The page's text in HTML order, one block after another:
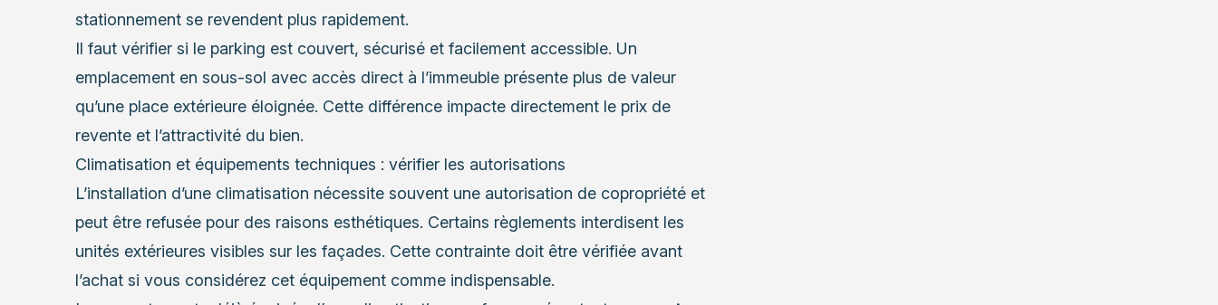
stationnement se revendent plus rapidement.
Il faut vérifier si le parking est couvert, sécurisé et facilement accessible. Un
emplacement en sous-sol avec accès direct à l’immeuble présente plus de valeur
qu’une place extérieure éloignée. Cette différence impacte directement le prix de
revente et l’attractivité du bien.
Climatisation et équipements techniques : vérifier les autorisations
L’installation d’une climatisation nécessite souvent une autorisation de copropriété et
peut être refusée pour des raisons esthétiques. Certains règlements interdisent les
unités extérieures visibles sur les façades. Cette contrainte doit être vérifiée avant
l’achat si vous considérez cet équipement comme indispensable.